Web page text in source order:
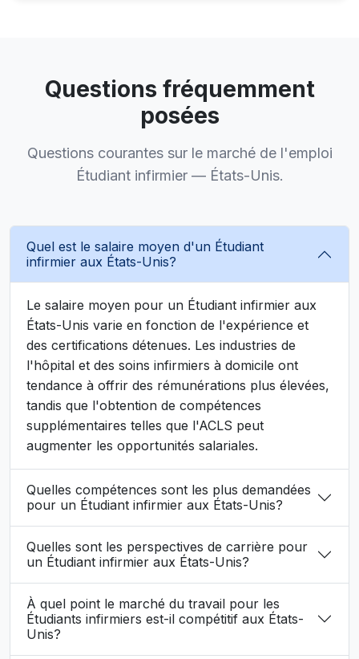
Questions fréquemment
posées
Questions courantes sur le marché de l'emploi
Étudiant infirmier — États-Unis.
Quel est le salaire moyen d'un Étudiant
infirmier aux États-Unis?
Le salaire moyen pour un Étudiant infirmier aux
États-Unis varie en fonction de l'expérience et
des certifications détenues. Les industries de
l'hôpital et des soins infirmiers à domicile ont
tendance à offrir des rémunérations plus élevées,
tandis que l'obtention de compétences
supplémentaires telles que l'ACLS peut
augmenter les opportunités salariales.
Quelles compétences sont les plus demandées
pour un Étudiant infirmier aux États-Unis?
Quelles sont les perspectives de carrière pour
un Étudiant infirmier aux États-Unis?
À quel point le marché du travail pour les
Étudiants infirmiers est-il compétitif aux États-
Unis?